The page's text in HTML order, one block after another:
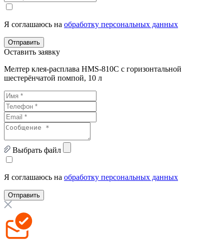
Я соглашаюсь на обработку персональных данных
Отправить
Оставить заявку
Мелтер клея-расплава HMS-810C с горизонтальной
шестерёнчатой помпой, 10 л
Выбрать файл
Я соглашаюсь на обработку персональных данных
Отправить